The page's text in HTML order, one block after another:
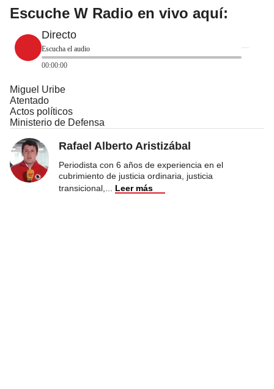
Escuche W Radio en vivo aquí:
Directo
Escucha el audio
00:00:00
Miguel Uribe
Atentado
Actos políticos
Ministerio de Defensa
Rafael Alberto Aristizábal
Periodista con 6 años de experiencia en el
cubrimiento de justicia ordinaria, justicia
transicional,
Leer más